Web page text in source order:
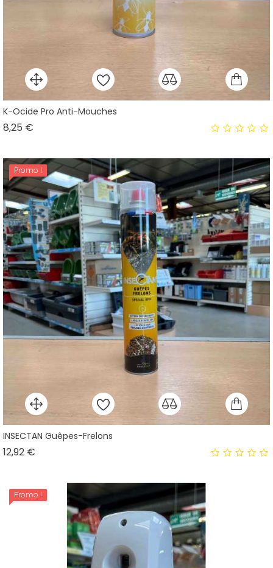
K-Ocide Pro Anti-Mouches
8,25 €
Promo !
INSECTAN Guêpes-Frelons
12,92 €
Promo !